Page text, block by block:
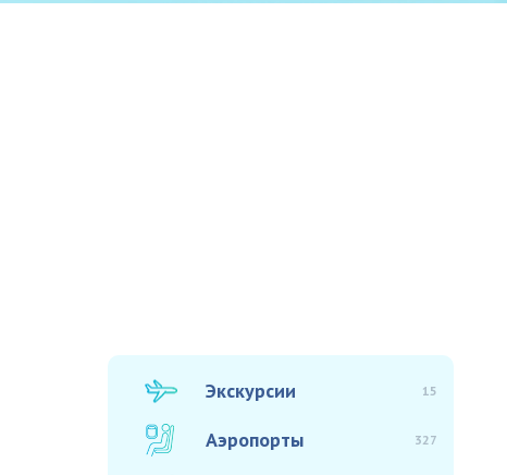
Экскурсии 15
Аэропорты 327